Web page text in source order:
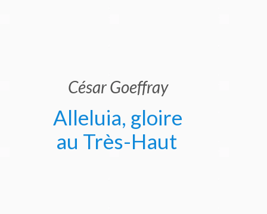
César Goeffray
Alleluia, gloire
au Très-Haut